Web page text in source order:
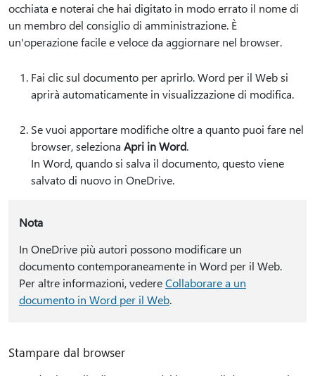
occhiata e noterai che hai digitato in modo errato il nome di
un membro del consiglio di amministrazione. È
un'operazione facile e veloce da aggiornare nel browser.
Fai clic sul documento per aprirlo. Word per il Web si
aprirà automaticamente in visualizzazione di modifica.
Se vuoi apportare modifiche oltre a quanto puoi fare nel
browser, seleziona Apri in Word.
In Word, quando si salva il documento, questo viene
salvato di nuovo in OneDrive.
Nota
In OneDrive più autori possono modificare un
documento contemporaneamente in Word per il Web.
Per altre informazioni, vedereCollaborare a un
documento in Word per il Web.
Stampare dal browser